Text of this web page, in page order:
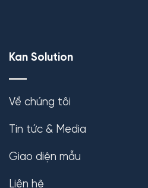
Kan Solution
Về chúng tôi
Tin tức & Media
Giao diện mẫu
Liên hệ